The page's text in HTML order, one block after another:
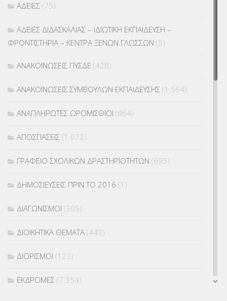
ΑΔΕΙΕΣ (75)
ΑΔΕΙΕΣ ΔΙΔΑΣΚΑΛΙΑΣ – ΙΔΙΩΤΙΚΗ ΕΚΠΑΙΔΕΥΣΗ –
ΦΡΟΝΤΙΣΤΗΡΙΑ – ΚΕΝΤΡΑ ΞΕΝΩΝ ΓΛΩΣΣΩΝ (5)
ΑΝΑΚΟΙΝΩΣΕΙΣ ΠΥΣΔΕ (428)
ΑΝΑΚΟΙΝΩΣΕΙΣ ΣΥΜΒΟΥΛΩΝ ΕΚΠΑΙΔΕΥΣΗΣ (1.564)
ΑΝΑΠΛΗΡΩΤΕΣ ΩΡΟΜΙΣΘΙΟΙ (864)
ΑΠΟΣΠΑΣΕΙΣ (1.072)
ΓΡΑΦΕΙΟ ΣΧΟΛΙΚΩΝ ΔΡΑΣΤΗΡΙΟΤΗΤΩΝ (695)
ΔΗΜΟΣΙΕΥΣΕΙΣ ΠΡΙΝ ΤΟ 2016 (1)
ΔΙΑΓΩΝΙΣΜΟΙ (305)
ΔΙΟΙΚΗΤΙΚΑ ΘΕΜΑΤΑ (443)
ΔΙΟΡΙΣΜΟΙ (123)
ΕΚΔΡΟΜΕΣ (7.354)